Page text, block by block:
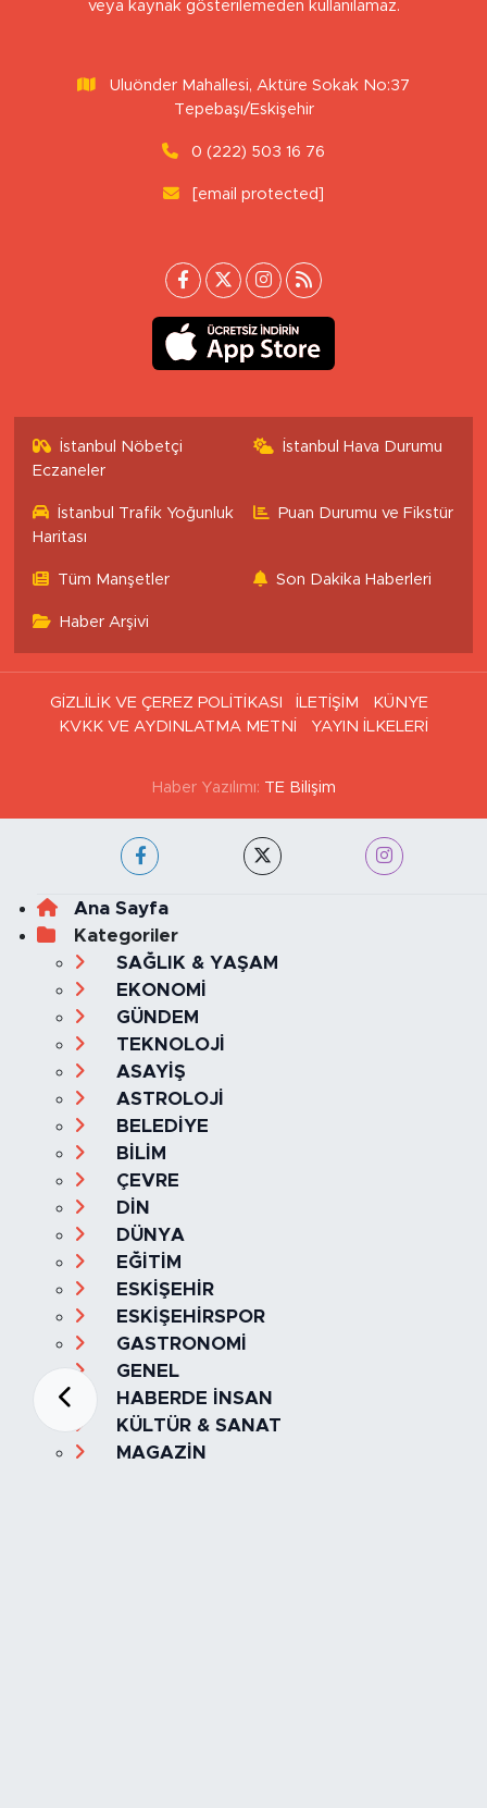
veya kaynak gösterilemeden kullanılamaz.
Uluönder Mahallesi, Aktüre Sokak No:37
Tepebaşı/Eskişehir
0 (222) 503 16 76
[email protected]
İstanbul Nöbetçi
Eczaneler
İstanbul Hava Durumu
İstanbul Trafik Yoğunluk
Haritası
Puan Durumu ve Fikstür
Tüm Manşetler Son Dakika Haberleri
Haber Arşivi
GİZLİLİK VE ÇEREZ POLİTİKASI İLETİŞİM
KÜNYE
KVKK VE AYDINLATMA METNİ
YAYIN İLKELERİ
Haber Yazılımı: TE Bilişim
Ana Sayfa
Kategoriler
SAĞLIK & YAŞAM
EKONOMİ
GÜNDEM
TEKNOLOJİ
ASAYİŞ
ASTROLOJİ
BELEDİYE
BİLİM
ÇEVRE
DİN
DÜNYA
EĞİTİM
ESKİŞEHİR
ESKİŞEHİRSPOR
GASTRONOMİ
GENEL
HABERDE İNSAN
KÜLTÜR & SANAT
MAGAZİN